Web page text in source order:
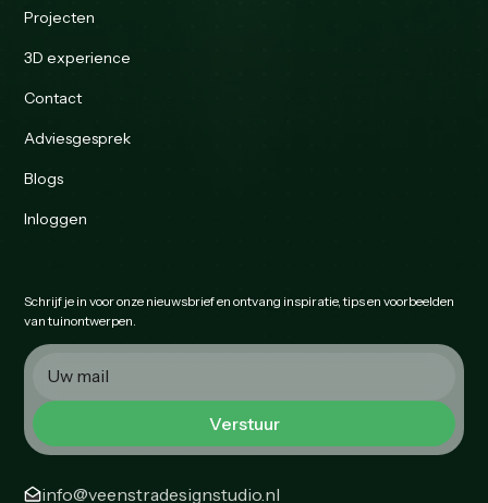
Projecten
3D experience
Contact
Adviesgesprek
Blogs
Inloggen
Schrijf je in voor onze nieuwsbrief en ontvang inspiratie, tips en voorbeelden
van tuinontwerpen.
info@veenstradesignstudio.nl